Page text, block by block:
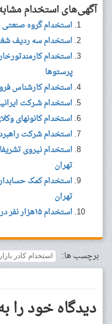
آگهی‌های استخدام
استخدام گروه صنعتی
استخدام سه ردیف
استخدام
پرستوها
استخدام کارشناس
استخدام شـرکت
استخدام کانونهای وکلای
استخدام شرکت
استخدام نیروی
تهران
استخدام کمک
تهران
استخدام ۱۵هزار نفر در آموزش و پرورش
برچسب ها: استخدام كادر
دیدگاه خود را